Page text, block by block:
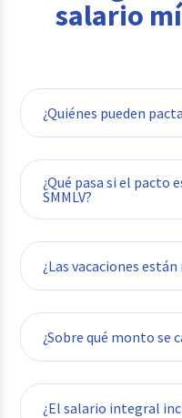
salario
¿Quiénes pueden
¿Qué pasa si el pacto
SMMLV?
¿Las vacaciones
¿Sobre qué monto se
¿El salario integral